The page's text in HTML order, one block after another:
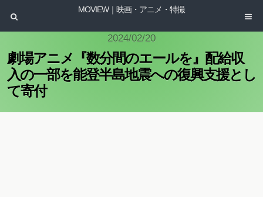
MOVIEW｜映画・アニメ・特撮
2024/02/20
劇場アニメ『数分間のエールを』配給収
入の一部を能登半島地震への復興支援とし
て寄付